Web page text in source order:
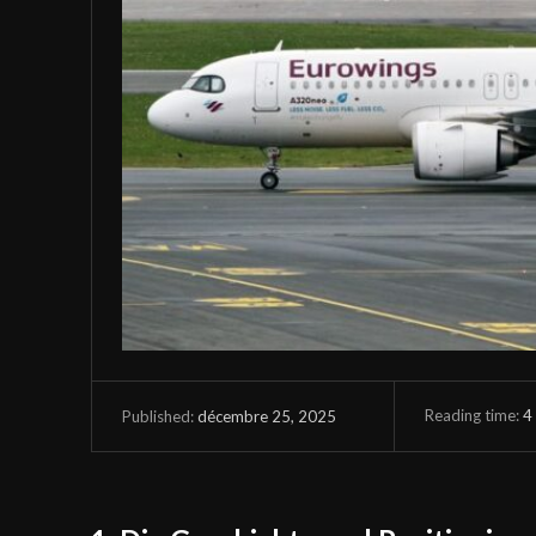
Published:décembre 25, 2025 Reading time:4